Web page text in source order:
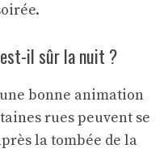
il sûr la nuit ?
bonne animation
rues peuvent se
la tombée de la